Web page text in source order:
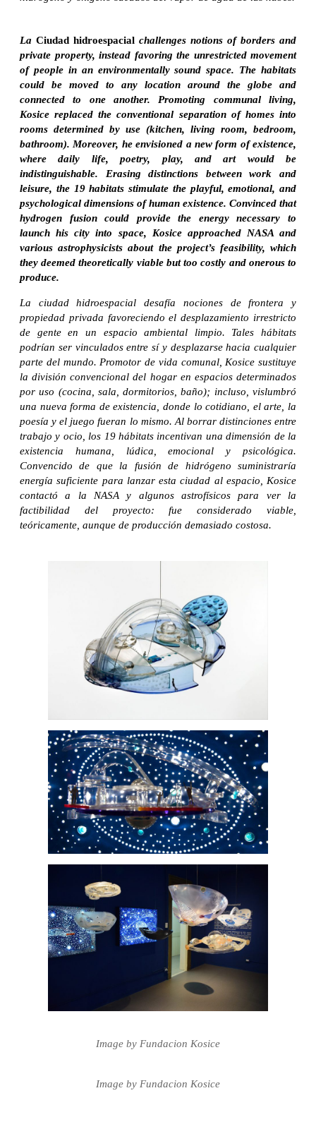
La Ciudad hidroespacial challenges notions of borders and
private property, instead favoring the unrestricted movement
of people in an environmentally sound space. The habitats
could be moved to any location around the globe and
connected to one another. Promoting communal living,
Kosice replaced the conventional separation of homes into
rooms determined by use (kitchen, living room, bedroom,
bathroom). Moreover, he envisioned a new form of existence,
where daily life, poetry, play, and art would be
indistinguishable. Erasing distinctions between work and
leisure, the 19 habitats stimulate the playful, emotional, and
psychological dimensions of human existence. Convinced that
hydrogen fusion could provide the energy necessary to
launch his city into space, Kosice approached NASA and
various astrophysicists about the project’s feasibility, which
they deemed theoretically viable but too costly and onerous to
produce.
La ciudad hidroespacial desafía nociones de frontera y
propiedad privada favoreciendo el desplazamiento irrestricto
de gente en un espacio ambiental limpio. Tales hábitats
podrían ser vinculados entre sí y desplazarse hacia cualquier
parte del mundo. Promotor de vida comunal, Kosice sustituye
la división convencional del hogar en espacios determinados
por uso (cocina, sala, dormitorios, baño); incluso, vislumbró
una nueva forma de existencia, donde lo cotidiano, el arte, la
poesía y el juego fueran lo mismo. Al borrar distinciones entre
trabajo y ocio, los 19 hábitats incentivan una dimensión de la
existencia humana, lúdica, emocional y psicológica.
Convencido de que la fusión de hidrógeno suministraría
energía suficiente para lanzar esta ciudad al espacio, Kosice
contactó a la NASA y algunos astrofísicos para ver la
factibilidad del proyecto: fue considerado viable,
teóricamente, aunque de producción demasiado costosa.
Image by Fundacion Kosice
Image by Fundacion Kosice